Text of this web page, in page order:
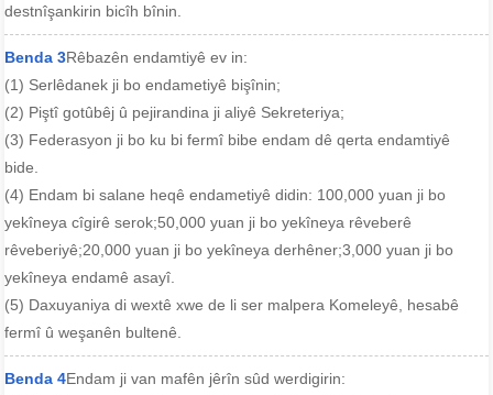
destnîşankirin bicîh bînin.
Benda 3Rêbazên endamtiyê ev in:
(1) Serlêdanek ji bo endametiyê bişînin;
(2) Piştî gotûbêj û pejirandina ji aliyê Sekreteriya;
(3) Federasyon ji bo ku bi fermî bibe endam dê qerta endamtiyê
bide.
(4) Endam bi salane heqê endametiyê didin: 100,000 yuan ji bo
yekîneya cîgirê serok;50,000 yuan ji bo yekîneya rêveberê
rêveberiyê;20,000 yuan ji bo yekîneya derhêner;3,000 yuan ji bo
yekîneya endamê asayî.
(5) Daxuyaniya di wextê xwe de li ser malpera Komeleyê, hesabê
fermî û weşanên bultenê.
Benda 4Endam ji van mafên jêrîn sûd werdigirin: